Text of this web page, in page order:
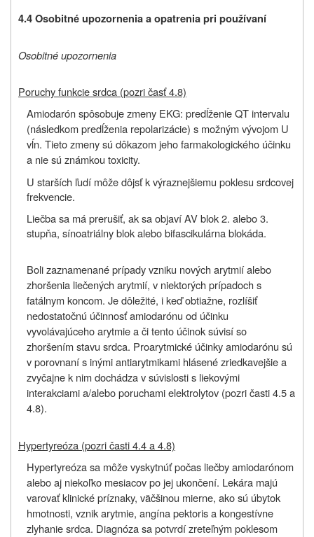
4.4 Osobitné upozornenia a opatrenia pri používaní
Osobitné upozornenia
Poruchy funkcie srdca (pozri časť 4.8)
Amiodarón spôsobuje zmeny EKG: predĺženie QT intervalu
(následkom predĺženia repolarizácie) s možným vývojom U
vĺn. Tieto zmeny sú dôkazom jeho farmakologického účinku
a nie sú známkou toxicity.
U starších ľudí môže dôjsť k výraznejšiemu poklesu srdcovej
frekvencie.
Liečba sa má prerušiť, ak sa objaví AV blok 2. alebo 3.
stupňa, sínoatriálny blok alebo bifascikulárna blokáda.
Boli zaznamenané prípady vzniku nových arytmií alebo
zhoršenia liečených arytmií, v niektorých prípadoch s
fatálnym koncom. Je dôležité, i keď obtiažne, rozlíšiť
nedostatočnú účinnosť amiodarónu od účinku
vyvolávajúceho arytmie a či tento účinok súvisí so
zhoršením stavu srdca. Proarytmické účinky amiodarónu sú
v porovnaní s inými antiarytmikami hlásené zriedkavejšie a
zvyčajne k nim dochádza v súvislosti s liekovými
interakciami a/alebo poruchami elektrolytov (pozri časti 4.5 a
4.8).
Hypertyreóza (pozri časti 4.4 a 4.8)
Hypertyreóza sa môže vyskytnúť počas liečby amiodarónom
alebo aj niekoľko mesiacov po jej ukončení. Lekára majú
varovať klinické príznaky, väčšinou mierne, ako sú úbytok
hmotnosti, vznik arytmie, angína pektoris a kongestívne
zlyhanie srdca. Diagnóza sa potvrdí zreteľným poklesom